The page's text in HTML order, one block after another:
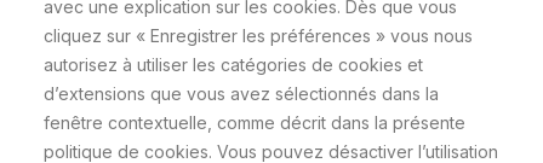
avec une explication sur les cookies. Dès que vous
cliquez sur « Enregistrer les préférences » vous nous
autorisez à utiliser les catégories de cookies et
d’extensions que vous avez sélectionnés dans la
fenêtre contextuelle, comme décrit dans la présente
politique de cookies. Vous pouvez désactiver l’utilisation